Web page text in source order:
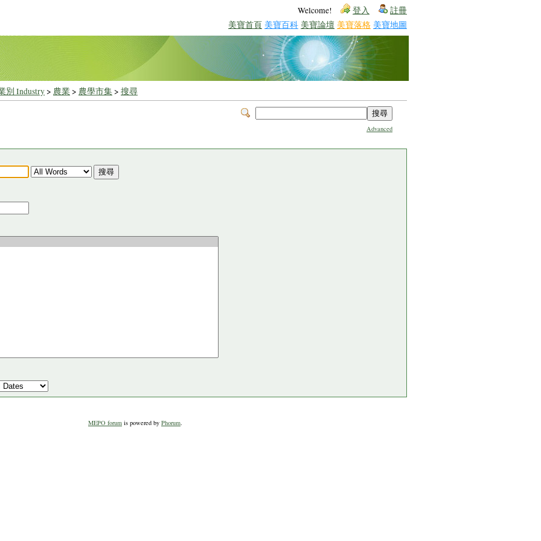
Welcome! 登入 註冊
美寶首頁 美寶百科 美寶論壇 美寶落格 美寶地圖
別 Industry> 農業> 農學市集> 搜尋
Advanced
MEPO forum is powered by Phorum.